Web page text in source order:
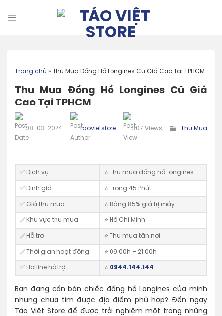
Trang chủ » Thu Mua Đồng Hồ Longines Cũ Giá Cao Tại TPHCM
Thu Mua Đồng Hồ Longines Cũ Giá
Cao Tại TPHCM
08-03-2024 Taovietstore 307 Views Thu Mua
✅ Dịch vụ ⭐️ Thu mua đồng hồ Longines
✅ Định giá ⭐️ Trong 45 Phút
✅ Giá thu mua ⭐️ Bằng 85% giá trị máy
✅ Khu vực thu mua ⭐ Hồ Chí Minh
✅ Hỗ trợ ⭐ Thu mua tận nơi
✅ Thời gian hoạt động ⭐️ 09:00h – 21:00h
✅ Hotline hỗ trợ ⭐️ 0944.144.144
Bạn đang cần bán chiếc đồng hồ Longines của mình
nhưng chưa tìm được địa điểm phù hợp? Đến ngay
Táo Việt Store để được trải nghiệm một trong những